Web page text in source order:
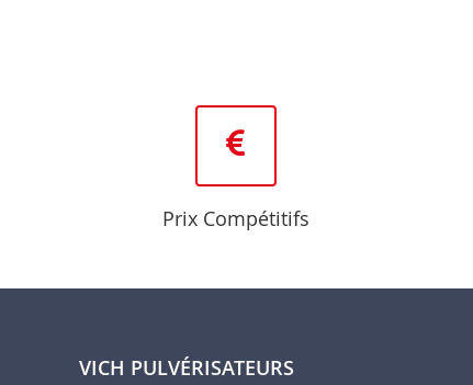
Prix Compétitifs
VICH PULVÉRISATEURS